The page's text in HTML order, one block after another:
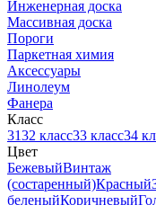
Инженерная доска
Массивная доска
Пороги
Паркетная химия
Аксессуары
Линолеум
Фанера
Класс
3132 класс33 класс34
Цвет
БежевыйВинтаж
(состаренный)Красный
беленыйКоричневый